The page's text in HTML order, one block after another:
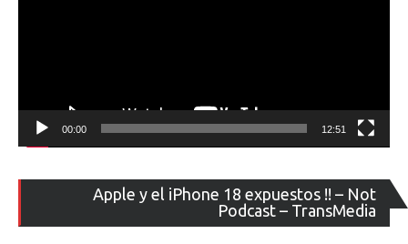
00:00 12:51
Apple y el iPhone 18 expuestos !! – Not
Podcast – TransMedia
de